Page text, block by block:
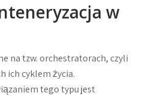
w
na tzw. orchestratorach, czyli
ich cyklem życia.
tego typu jest